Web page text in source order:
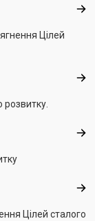
Цілей
Цілей сталого